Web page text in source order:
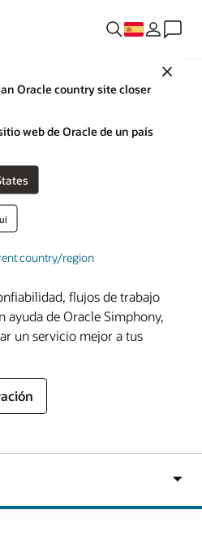
Close
Oracle country site closer
web de Oracle de un país
States
country/region
a tu restaurante
con Oracle
negocio necesita para
competitivo panorama actual
por expertos en
desafíos principales de los
flujos de trabajo
ayuda de Oracle Simphony,
un servicio mejor a tus